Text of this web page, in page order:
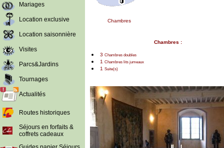
Mariages
Location exclusive
Location saisonnière
Visites
Parcs&Jardins
Tournages
Actualités
Routes historiques
Séjours en forfaits &
coffrets cadeaux
Chambres
Chambres :
3 Chambres doubles
1 Chambres lits jumeaux
1 Suite(s)